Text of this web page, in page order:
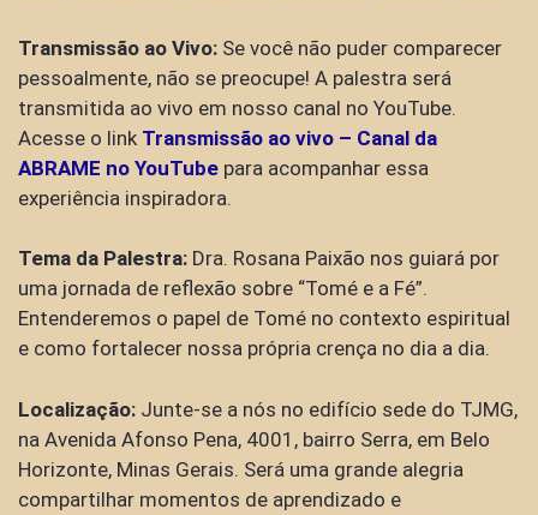
Transmissão ao Vivo: Se você não puder comparecer
pessoalmente, não se preocupe! A palestra será
transmitida ao vivo em nosso canal no YouTube.
Acesse o link Transmissão ao vivo – Canal da
ABRAME no YouTube para acompanhar essa
experiência inspiradora.
Tema da Palestra: Dra. Rosana Paixão nos guiará por
uma jornada de reflexão sobre “Tomé e a Fé”.
Entenderemos o papel de Tomé no contexto espiritual
e como fortalecer nossa própria crença no dia a dia.
Localização: Junte-se a nós no edifício sede do TJMG,
na Avenida Afonso Pena, 4001, bairro Serra, em Belo
Horizonte, Minas Gerais. Será uma grande alegria
compartilhar momentos de aprendizado e